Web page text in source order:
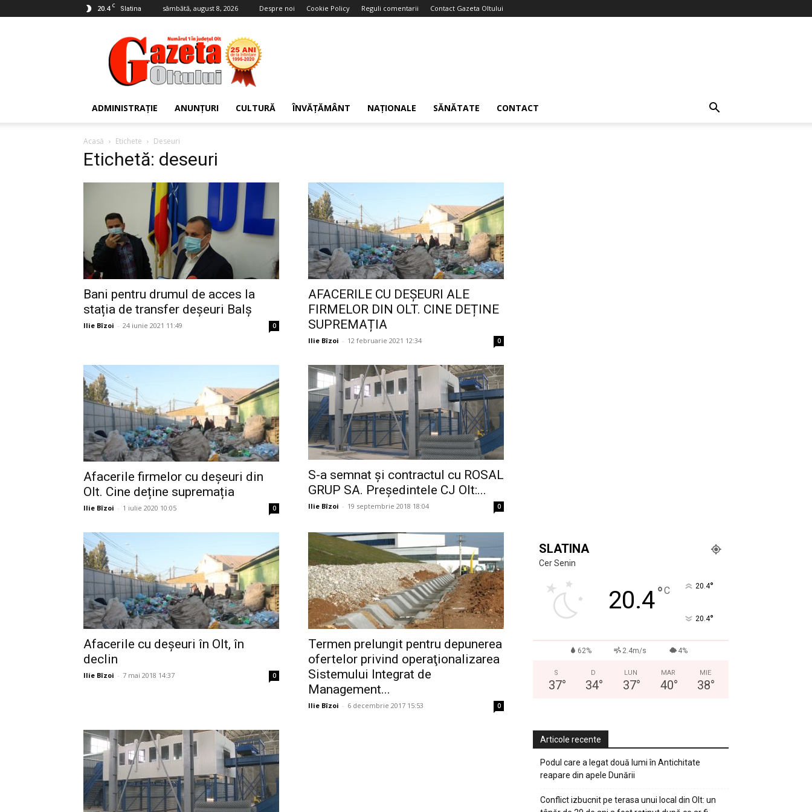
20.4 C Slatina sâmbătă, august 8, 2026 Despre noi Cookie Policy Reguli comentarii Contact Gazeta Oltului
Gazeta
Oltului
ADMINISTRAȚIE ANUNȚURI CULTURĂ ÎNVĂȚĂMÂNT NAȚIONALE SĂNĂTATE CONTACT
Acasă Etichete Deseuri
Etichetă: deseuri
Bani pentru drumul de acces la
stația de transfer deșeuri Balș
Ilie Bîzoi - 24 iunie 2021 11:49 0
AFACERILE CU DEȘEURI ALE
FIRMELOR DIN OLT. CINE DEȚINE
SUPREMAȚIA
Ilie Bîzoi - 12 februarie 2021 12:34 0
Afacerile firmelor cu deșeuri din
Olt. Cine deține supremația
Ilie Bîzoi - 1 iulie 2020 10:05 0
S-a semnat și contractul cu ROSAL
GRUP SA. Președintele CJ Olt:...
Ilie Bîzoi - 19 septembrie 2018 18:04 0
Afacerile cu deșeuri în Olt, în
declin
Ilie Bîzoi - 7 mai 2018 14:37 0
Termen prelungit pentru depunerea
ofertelor privind operaţionalizarea
Sistemului Integrat de
Management...
Ilie Bîzoi - 6 decembrie 2017 15:53 0
SLATINA
Cer Senin
20.4°C 20.4°
20.4°
62% 2.4m/s 4%
S
37°
D
34°
LUN
37°
MAR
40°
MIE
38°
Articole recente
Podul care a legat două lumi în Antichitate
reapare din apele Dunării
Conflict izbucnit pe terasa unui local din Olt: un